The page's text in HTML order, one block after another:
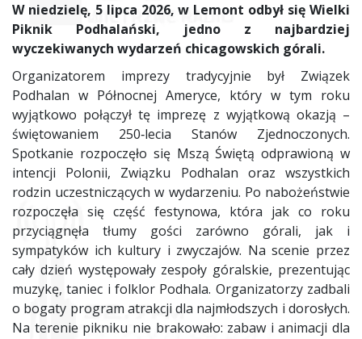
W niedzielę, 5 lipca 2026, w Lemont odbył się Wielki
Piknik Podhalański, jedno z najbardziej
wyczekiwanych wydarzeń chicagowskich górali.
Organizatorem imprezy tradycyjnie był Związek
Podhalan w Północnej Ameryce, który w tym roku
wyjątkowo połączył tę imprezę z wyjątkową okazją –
świętowaniem 250‑lecia Stanów Zjednoczonych.
Spotkanie rozpoczęło się Mszą Świętą odprawioną w
intencji Polonii, Związku Podhalan oraz wszystkich
rodzin uczestniczących w wydarzeniu. Po nabożeństwie
rozpoczęła się część festynowa, która jak co roku
przyciągnęła tłumy gości zarówno górali, jak i
sympatyków ich kultury i zwyczajów. Na scenie przez
cały dzień występowały zespoły góralskie, prezentując
muzykę, taniec i folklor Podhala. Organizatorzy zadbali
o bogaty program atrakcji dla najmłodszych i dorosłych.
Na terenie pikniku nie brakowało: zabaw i animacji dla